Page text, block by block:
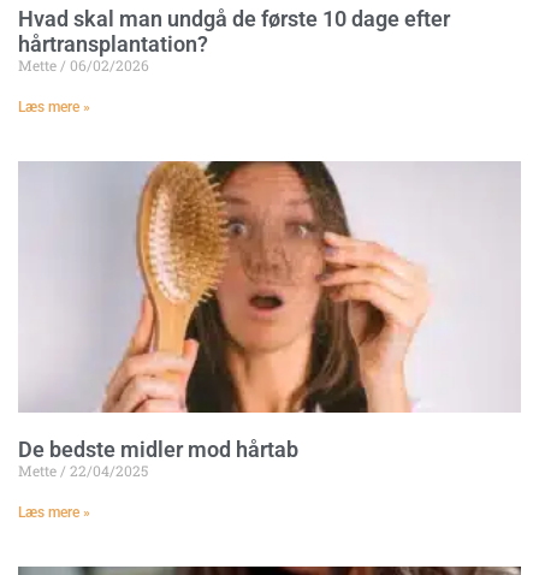
Hvad skal man undgå de første 10 dage efter
hårtransplantation?
Mette 06/02/2026
Læs mere »
De bedste midler mod hårtab
Mette 22/04/2025
Læs mere »